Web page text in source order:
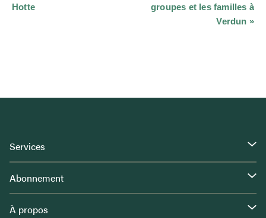
Évènement
Hotte
groupes et les familles à
Verdun »
Services
Abonnement
À propos